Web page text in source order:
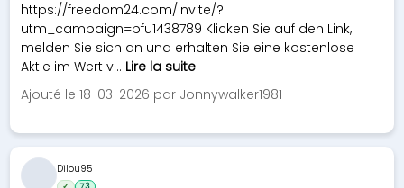
https://freedom24.com/invite/?
utm_campaign=pfu1438789 Klicken Sie auf den Link,
melden Sie sich an und erhalten Sie eine kostenlose
Aktie im Wert v... Lire la suite
Ajouté le 18-03-2026 par Jonnywalker1981
Dilou95
✓ 73